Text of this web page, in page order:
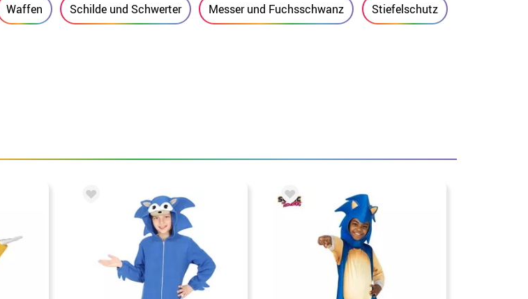
Waffen Schilde und Schwerter Messer und Fuchsschwanz Stiefelschutz